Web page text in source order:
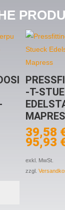
-T-
39,58
95,93
exkl. MwSt.
zzgl.